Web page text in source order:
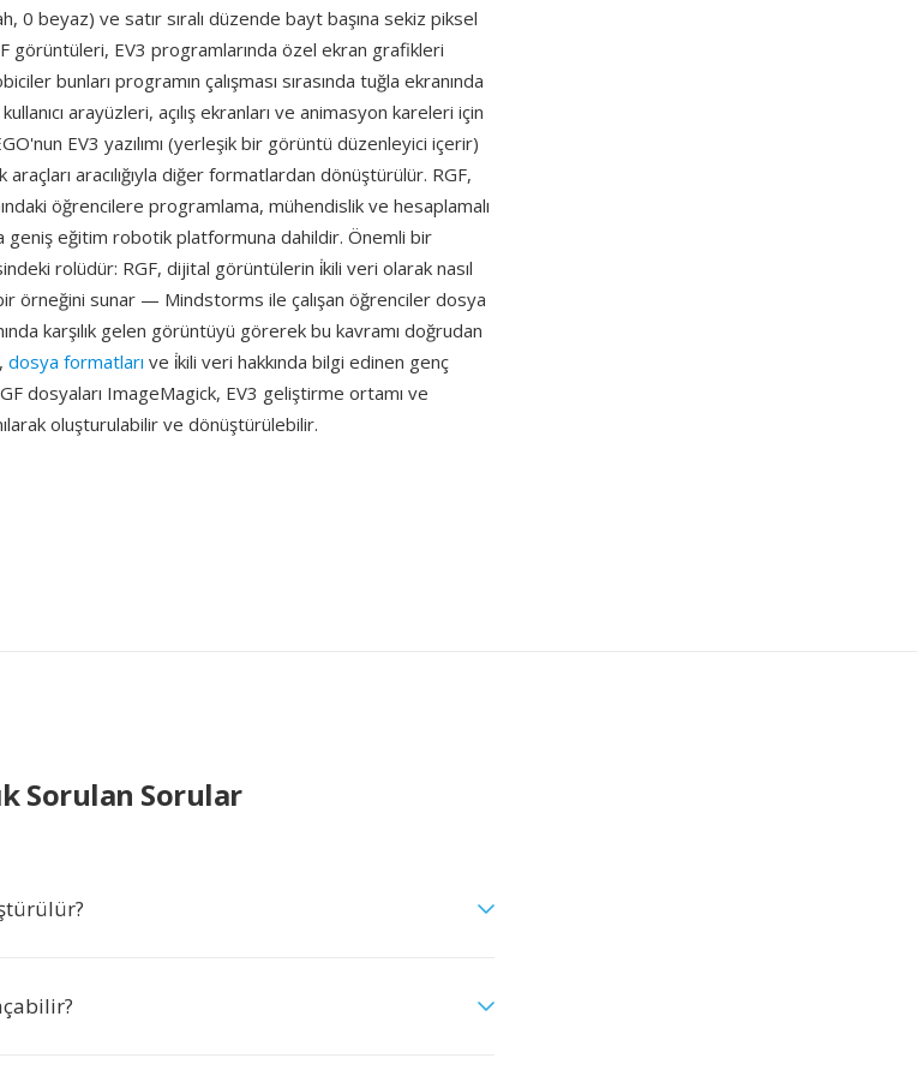
0 beyaz) ve satır sıralı düzende bayt başına sekiz piksel
görüntüleri, EV3 programlarında özel ekran grafikleri
bunları programın çalışması sırasında tuğla ekranında
arayüzleri, açılış ekranları ve animasyon kareleri için
EV3 yazılımı (yerleşik bir görüntü düzenleyici içerir)
aracılığıyla diğer formatlardan dönüştürülür. RGF,
öğrencilere programlama, mühendislik ve hesaplamalı
geniş eğitim robotik platformuna dahildir. Önemli bir
rolüdür: RGF, dijital görüntülerin i̇kili veri olarak nasıl
örneğini sunar — Mindstorms ile çalışan öğrenciler dosya
karşılık gelen görüntüyü görerek bu kavramı doğrudan
dosya formatları ve i̇kili veri hakkında bilgi edinen genç
dosyaları ImageMagick, EV3 geliştirme ortamı ve
oluşturulabilir ve dönüştürülebilir.
Sorulan Sorular